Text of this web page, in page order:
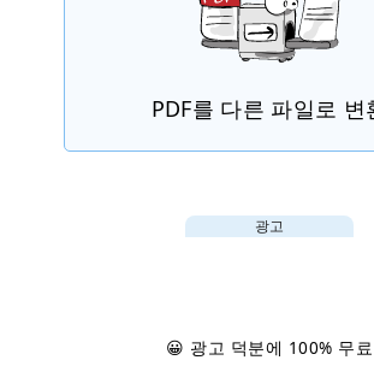
PDF를 다른 파일로 변
광고
😀 광고 덕분에 100% 무료